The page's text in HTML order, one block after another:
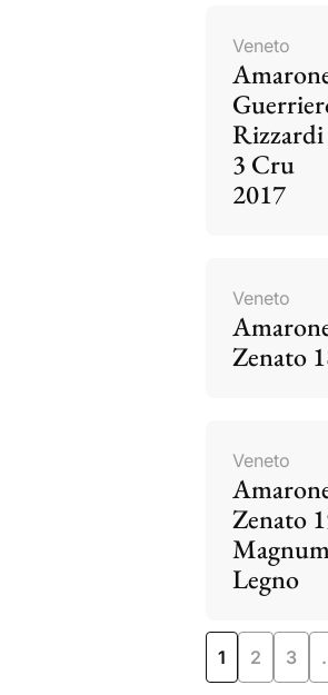
Veneto
Rizzardi
3 Cru
2017
Veneto
Zenato
Veneto
Zenato
Legno
1 2 3